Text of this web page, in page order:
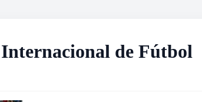
de Fútbol